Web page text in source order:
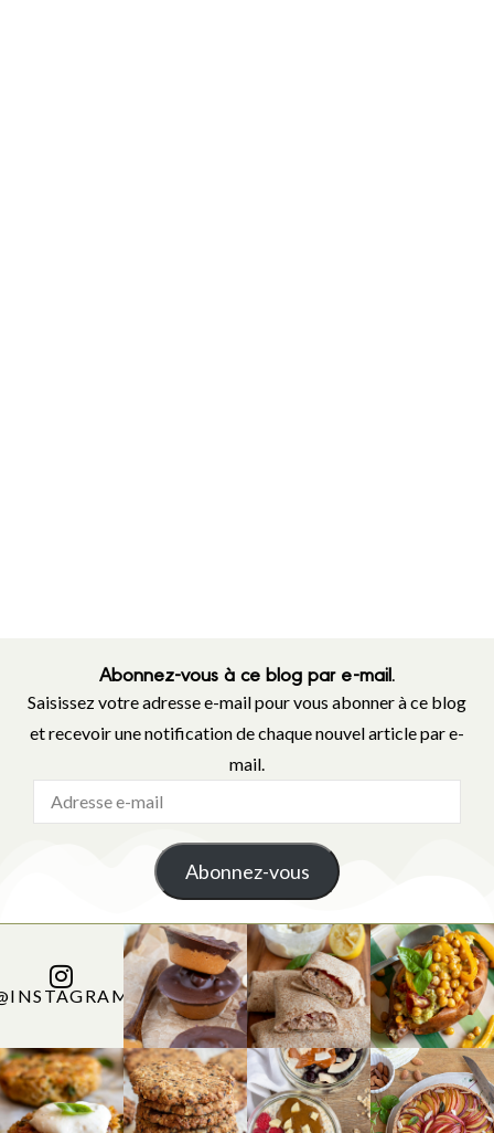
Abonnez-vous à ce blog par e-mail.
Saisissez votre adresse e-mail pour vous abonner à ce blog
et recevoir une notification de chaque nouvel article par e-
mail.
Abonnez-vous